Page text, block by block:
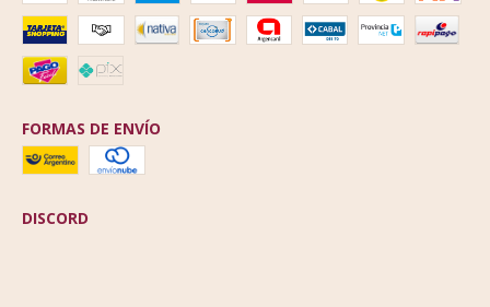
FORMAS DE ENVÍO
DISCORD